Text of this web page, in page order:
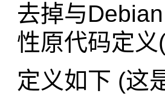
去掉与
性原代码定
定义如下 (这